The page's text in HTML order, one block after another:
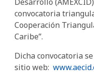
convocatoria
Cooperación
Caribe”.
Dicha convocatoria
sitio web: